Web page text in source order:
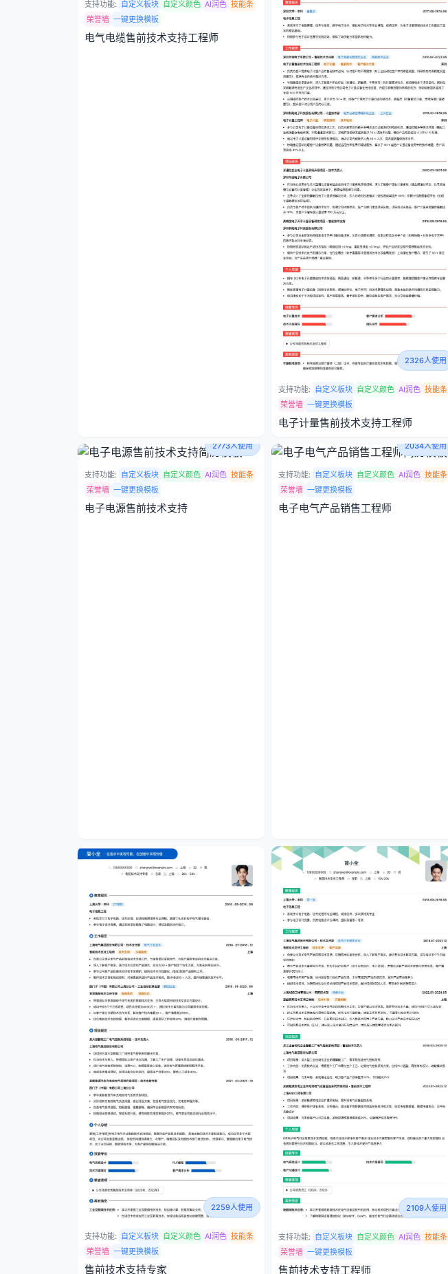
支持功能: 自定义板块 自定义颜色 AI润色 技能条
荣誉墙 一键更换模板
电气电缆售前技术支持工程师
2326人使用
支持功能: 自定义板块 自定义颜色 AI润色 技能条
荣誉墙 一键更换模板
电子计量售前技术支持工程师
2773人使用
支持功能: 自定义板块 自定义颜色 AI润色 技能条
荣誉墙 一键更换模板
电子电源售前技术支持
2034人使用
支持功能: 自定义板块 自定义颜色 AI润色 技能条
荣誉墙 一键更换模板
电子电气产品销售工程师
2259人使用
支持功能: 自定义板块 自定义颜色 AI润色 技能条
荣誉墙 一键更换模板
售前技术支持专家
2109人使用
支持功能: 自定义板块 自定义颜色 AI润色 技能条
荣誉墙 一键更换模板
售前技术支持工程师